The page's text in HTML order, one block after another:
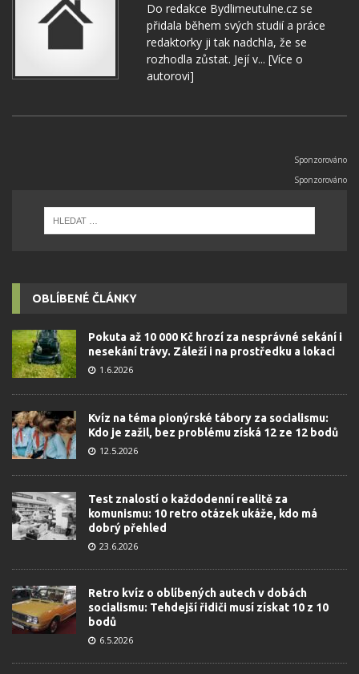
Do redakce Bydlimeutulne.cz se
přidala během svých studií a práce
redaktorky ji tak nadchla, že se
rozhodla zůstat. Její v... [Více o
autorovi]
OBLÍBENÉ ČLÁNKY
Pokuta až 10 000 Kč hrozí za nesprávné sekání i
nesekání trávy. Záleží i na prostředku a lokaci
1.6.2026
Kvíz na téma pionýrské tábory za socialismu:
Kdo je zažil, bez problému získá 12 ze 12 bodů
12.5.2026
Test znalostí o každodenní realitě za
komunismu: 10 retro otázek ukáže, kdo má
dobrý přehled
23.6.2026
Retro kvíz o oblíbených autech v dobách
socialismu: Tehdejší řidiči musí získat 10 z 10
bodů
6.5.2026